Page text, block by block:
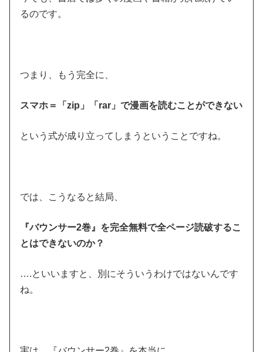
るのです。
つまり、もう完全に、
スマホ＝「zip」「rar」で漫画を読むことができない
という式が成り立ってしまうということですね。
では、こうなると結局、
『バウンサー2巻』を完全無料で全ページ読破するこ
とはできないのか？
….といいますと、別にそういうわけではないんです
ね。